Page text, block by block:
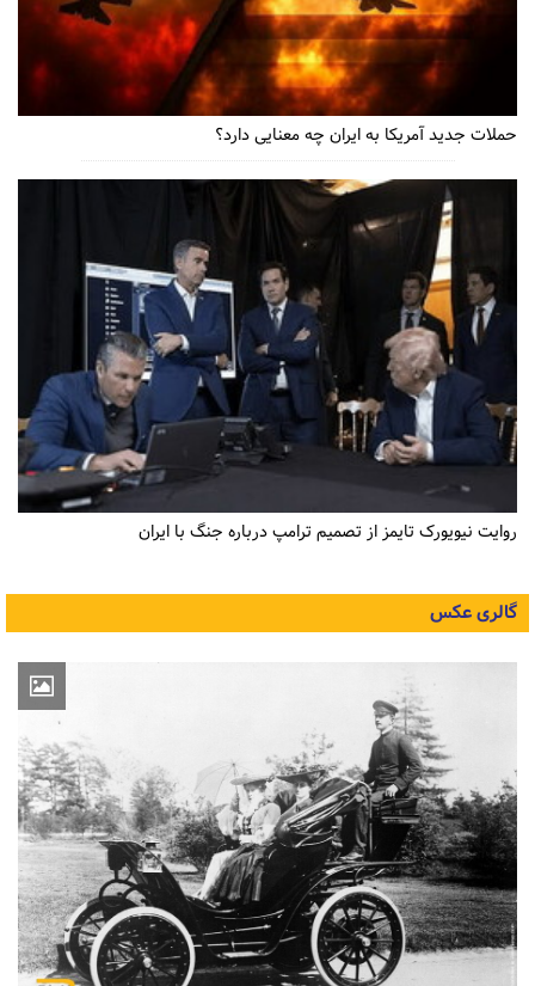
حملات جدید آمریکا به ایران چه معنایی دارد؟
روایت نیویورک تایمز از تصمیم ترامپ درباره جنگ با ایران
گالری عکس